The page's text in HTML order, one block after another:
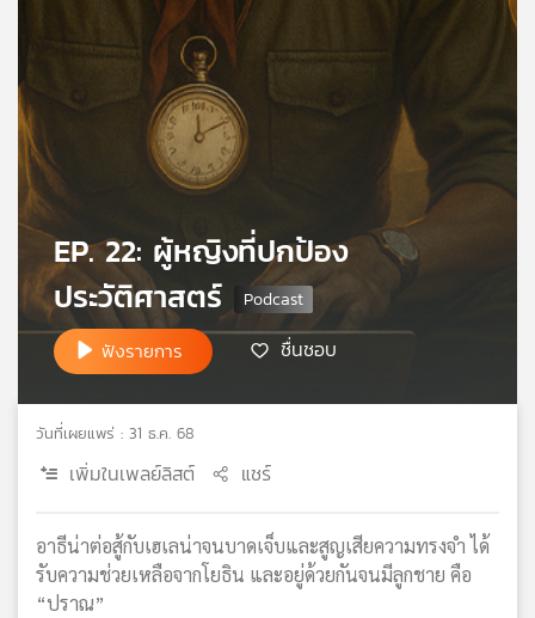
เกี่ยว
กับ
เรา
เครือ
ข่าย
วิทยุ
ไทย
เครือ
ข่าย
EP. 22: ผู้หญิงที่ปกป้อง
ประวัติศาสตร์
ฟังรายการ ชื่นชอบ
วันที่เผยแพร่ : 31 ธ.ค. 68
เพิ่มในเพลย์ลิสต์ แชร์
อาธีน่าต่อสู้กับเฮเลน่าจนบาดเจ็บและสูญเสียความทรงจำ ได้
รับความช่วยเหลือจากโยธิน และอยู่ด้วยกันจนมีลูกชาย คือ
“ปราณ”